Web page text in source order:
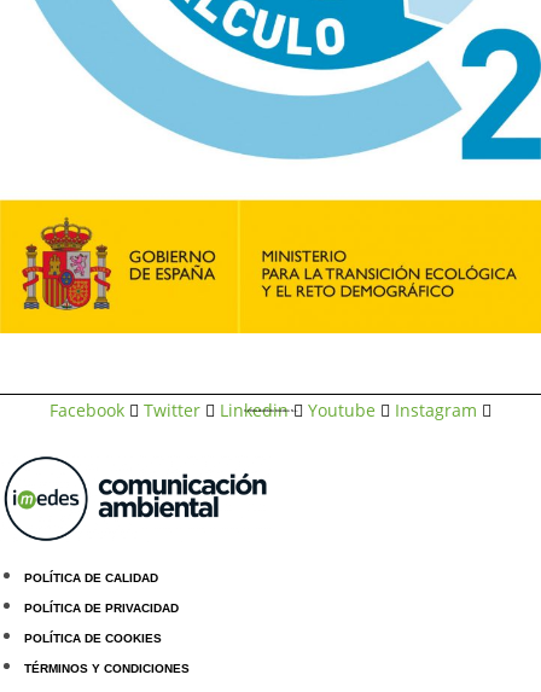
Facebook Twitter Linkedin Youtube Instagram
© 2023 Instituto Imedes S.L.
POLÍTICA DE CALIDAD
POLÍTICA DE PRIVACIDAD
POLÍTICA DE COOKIES
TÉRMINOS Y CONDICIONES